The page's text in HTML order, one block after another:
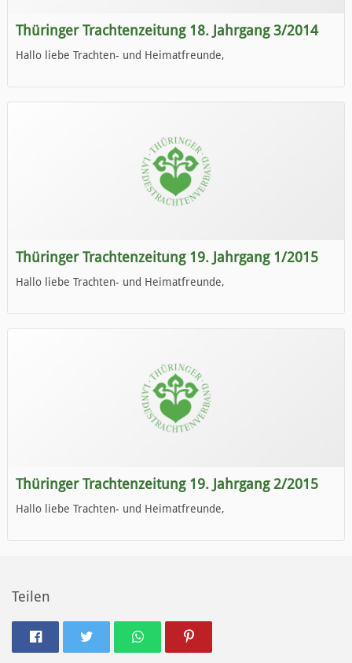
Thüringer Trachtenzeitung 18. Jahrgang 3/2014
Hallo liebe Trachten- und Heimatfreunde,
Wir wünschen Euch viel Spaß beim Lesen.
Thüringer Trachtenzeitung 19. Jahrgang 1/2015
Hallo liebe Trachten- und Heimatfreunde,
Wir wünschen Euch viel Spaß beim Lesen.
Thüringer Trachtenzeitung 19. Jahrgang 2/2015
Hallo liebe Trachten- und Heimatfreunde,
Teilen